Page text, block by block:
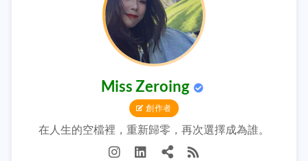
Miss Zeroing
創作者
在人生的空檔裡，重新歸零，再次選擇成為誰。